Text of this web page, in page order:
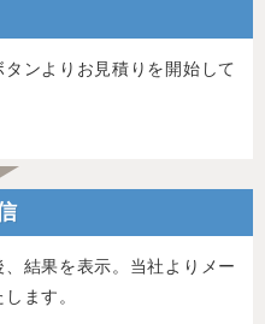
タンよりお見積りを開始して
、結果を表示。当社よりメー
ます。